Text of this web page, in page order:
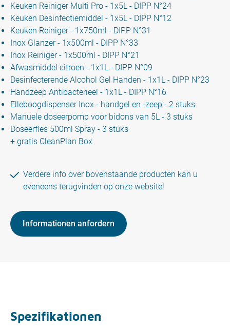
Keuken Reiniger Multi Pro - 1x5L - DIPP N°24
Keuken Desinfectiemiddel - 1x5L - DIPP N°12
Keuken Reiniger - 1x750ml - DIPP N°31
Inox Glanzer - 1x500ml - DIPP N°33
Inox Reiniger - 1x500ml - DIPP N°21
Afwasmiddel citroen - 1x1L - DIPP N°09
Desinfecterende Alcohol Gel Handen - 1x1L - DIPP N°23
Handzeep Antibacterieel - 1x1L - DIPP N°16
Elleboogdispenser Inox - handgel en -zeep - 2 stuks
Manuele doseerpomp voor bidons van 5L - 3 stuks
Doseerfles 500ml Spray - 3 stuks
+ gratis CleanPlan Box
Verdere info over bovenstaande producten kan u
eveneens terugvinden op onze website!
Informationen anfordern
Spezifikationen